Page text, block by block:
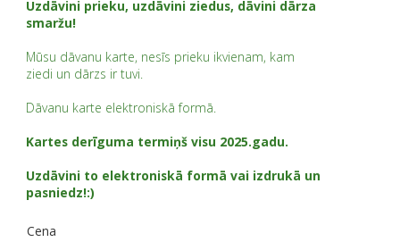
Uzdāvini prieku, uzdāvini ziedus, dāvini dārza
smaržu!
Mūsu dāvanu karte, nesīs prieku ikvienam, kam
ziedi un dārzs ir tuvi.
Dāvanu karte elektroniskā formā.
Kartes derīguma termiņš visu 2025.gadu.
Uzdāvini to elektroniskā formā vai izdrukā un
pasniedz!:)
Cena